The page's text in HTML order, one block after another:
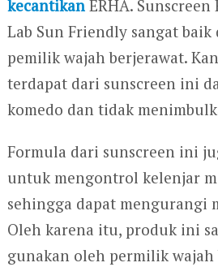
kecantikanERHA. Sunscreen
Lab Sun Friendly sangat
pemilik wajah berjerawat.
terdapat dari sunscreen ini
komedo dan tidak
Formula dari sunscreen ini
untuk mengontrol kelenjar
sehingga dapat mengurangi
Oleh karena itu, produk ini
gunakan oleh permilik wajah